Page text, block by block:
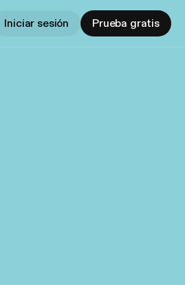
Iniciar sesión Prueba gratis